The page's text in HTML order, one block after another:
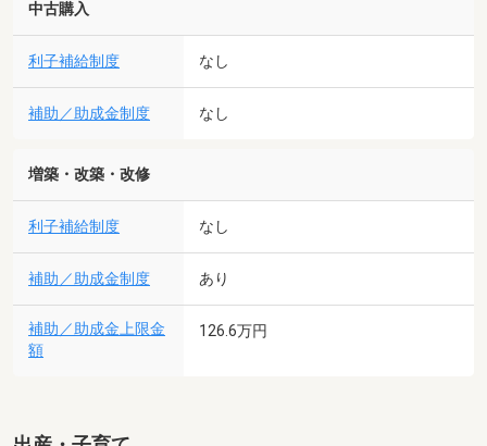
中古購入
利子補給制度 なし
補助／助成金制度 なし
増築・改築・改修
利子補給制度 なし
補助／助成金制度 あり
補助／助成金上限金
額
126.6万円